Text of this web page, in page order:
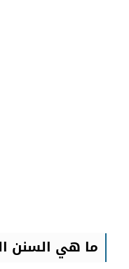
ما هي السنن